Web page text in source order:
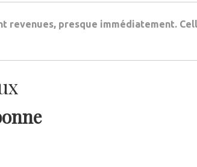
revenues, presque immédiatement.